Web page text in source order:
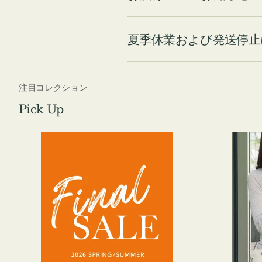
夏季休業および発送停
注目コレクション
Pick Up